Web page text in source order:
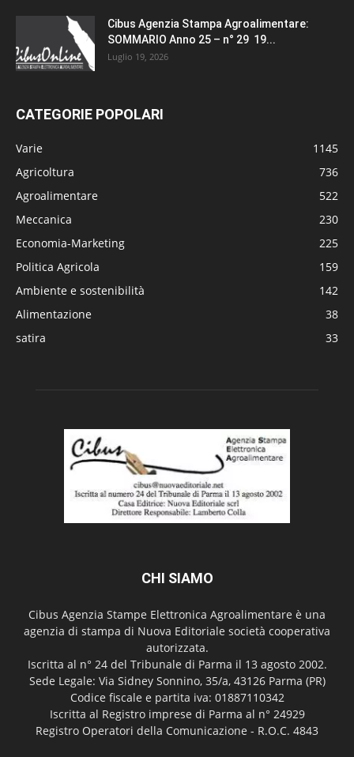
Cibus Agenzia Stampa Agroalimentare:
SOMMARIO Anno 25 – n° 29 19...
Luglio 19, 2026
CATEGORIE POPOLARI
Varie
1145
Agricoltura
736
Agroalimentare
522
Meccanica
230
Economia-Marketing
225
Politica Agricola
159
Ambiente e sostenibilità
142
Alimentazione
38
satira
33
CHI SIAMO
Cibus Agenzia Stampe Elettronica Agroalimentare è una
agenzia di stampa di Nuova Editoriale società cooperativa
autorizzata.
Iscritta al n° 24 del Tribunale di Parma il 13 agosto 2002.
Sede Legale: Via Sidney Sonnino, 35/a, 43126 Parma (PR)
Codice fiscale e partita iva: 01887110342
Iscritta al Registro imprese di Parma al n° 24929
Registro Operatori della Comunicazione - R.O.C. 4843